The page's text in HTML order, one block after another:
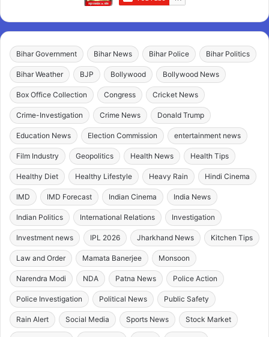
Bihar Government Bihar News Bihar Police Bihar Politics
Bihar Weather BJP Bollywood Bollywood News
Box Office Collection Congress Cricket News
Crime-Investigation Crime News Donald Trump
Education News Election Commission entertainment news
Film Industry Geopolitics Health News Health Tips
Healthy Diet Healthy Lifestyle Heavy Rain Hindi Cinema
IMD IMD Forecast Indian Cinema India News
Indian Politics International Relations Investigation
Investment news IPL 2026 Jharkhand News Kitchen Tips
Law and Order Mamata Banerjee Monsoon
Narendra Modi NDA Patna News Police Action
Police Investigation Political News Public Safety
Rain Alert Social Media Sports News Stock Market